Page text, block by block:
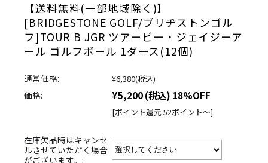
【送料無料(一部地域除く)】
[BRIDGESTONE GOLF/ブリヂストンゴル
フ]TOUR B JGR ツアービー・ジェイジーア
ール ゴルフボール 1ダース(12個)
通常価格: ¥6,380(税込)
価格: ¥5,200(税込) 18%OFF
[ポイント還元 52ポイント～]
在庫欠品時はキャンセ
ルさせていただく場合
がございます。: